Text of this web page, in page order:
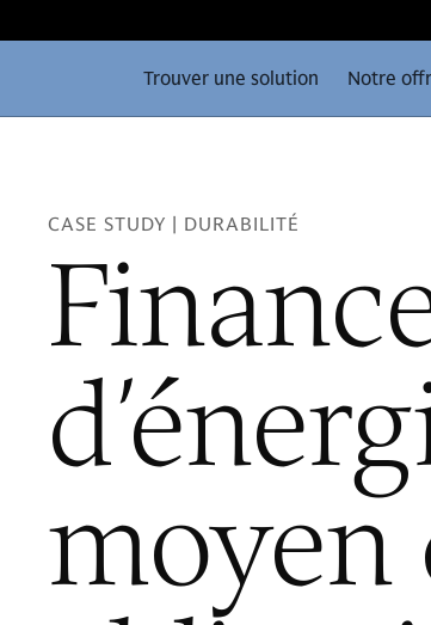
Trouver une solution Notre
CASE STUDY | DURABILITÉ
moyen